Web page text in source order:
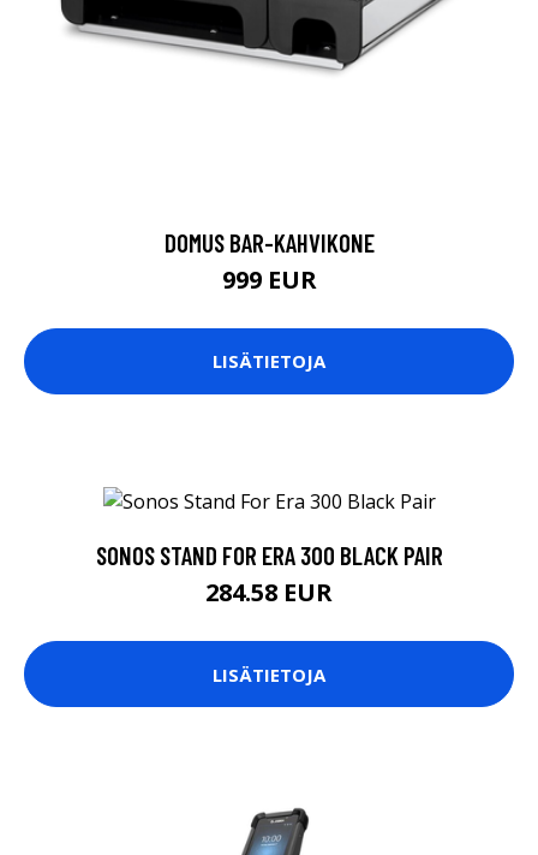
DOMUS BAR-KAHVIKONE
999 EUR
LISÄTIETOJA
SONOS STAND FOR ERA 300 BLACK PAIR
284.58 EUR
LISÄTIETOJA